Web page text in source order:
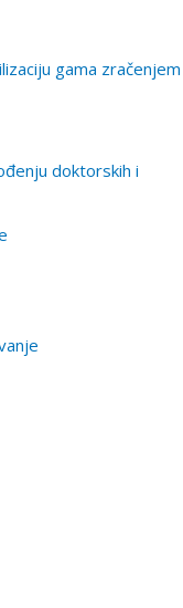
gama zračenjem
doktorskih i